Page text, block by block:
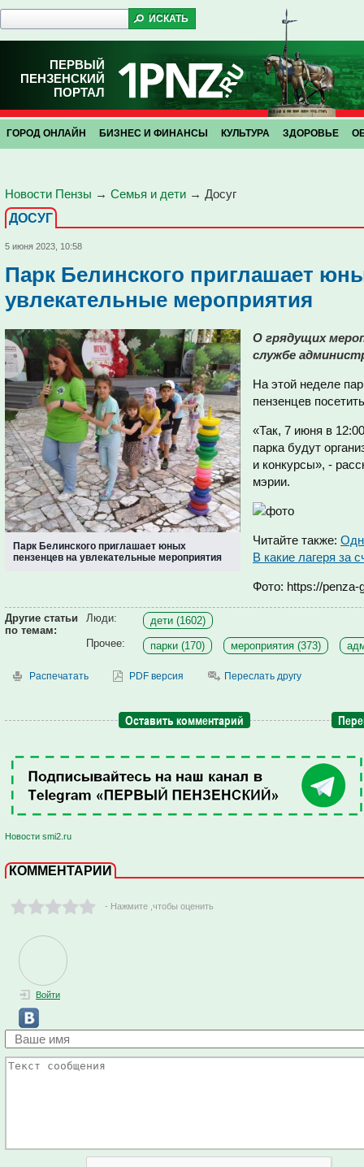
ПЕРВЫЙ
ПЕНЗЕНСКИЙ
ПОРТАЛ
ГОРОД ОНЛАЙН БИЗНЕС И ФИНАНСЫ КУЛЬТУРА ЗДОРОВЬЕ
Новости Пензы → Семья и дети → Досуг
ДОСУГ
5 июня 2023, 10:58
Парк Белинского приглашает
увлекательные мероприятия
Парк Белинского приглашает юных
пензенцев на увлекательные мероприятия
О грядущих
службе
На этой неделе
пензенцев
«Так, 7 июня в
парка будут
и конкурсы», -
мэрии.
Читайте также:
В какие лагеря за
Фото: https://penza-
Другие статьи
по темам:
Люди:
дети (1602)
Прочее:
парки (170) мероприятия (373)
Распечатать PDF версия Переслать другу
Оставить комментарий
Новости smi2.ru
КОММЕНТАРИИ
- Нажмите ,чтобы оценить
Войти